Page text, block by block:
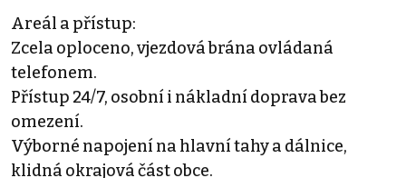
Areál a přístup:
Zcela oploceno, vjezdová brána ovládaná
telefonem.
Přístup 24/7, osobní i nákladní doprava bez
omezení.
Výborné napojení na hlavní tahy a dálnice,
klidná okrajová část obce.